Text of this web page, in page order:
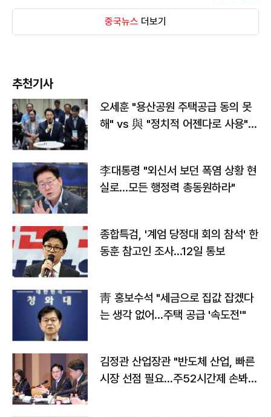
중국뉴스 더보기
추천기사
오세훈 "용산공원 주택공급 동의 못
해" vs 與 "정치적 어젠다로 사용"
李대통령 "외신서 보던 폭염 상황 현
실로…모든 행정력 총동원하라"
종합특검, '계엄 당정대 회의 참석' 한
동훈 참고인 조사...12일 통보
靑 홍보수석 "세금으로 집값 잡겠다
는 생각 없어…주택 공급 '속도전'"
김정관 산업장관 "반도체 산업, 빠른
시장 선점 필요…주52시간제 손봐